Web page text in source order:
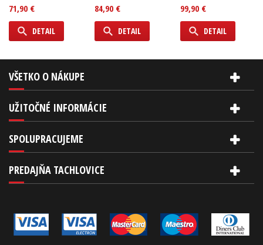
71,90 €
DETAIL
84,90 €
DETAIL
99,90 €
DETAIL
VŠETKO O NÁKUPE
UŽITOČNÉ INFORMÁCIE
SPOLUPRACUJEME
PREDAJŇA TACHLOVICE